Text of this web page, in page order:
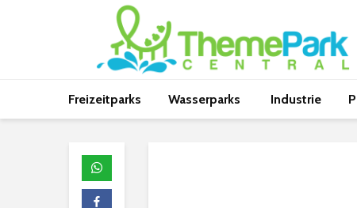
Freizeitparks Wasserparks Industrie